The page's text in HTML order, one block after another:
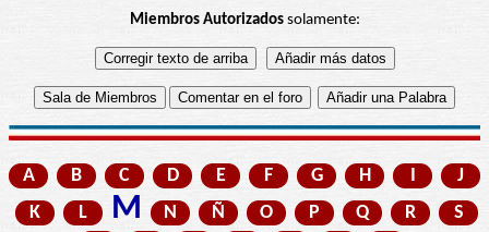
Miembros Autorizadossolamente:
A B C D E F G H I
J
K
L M N Ñ O P Q R
S